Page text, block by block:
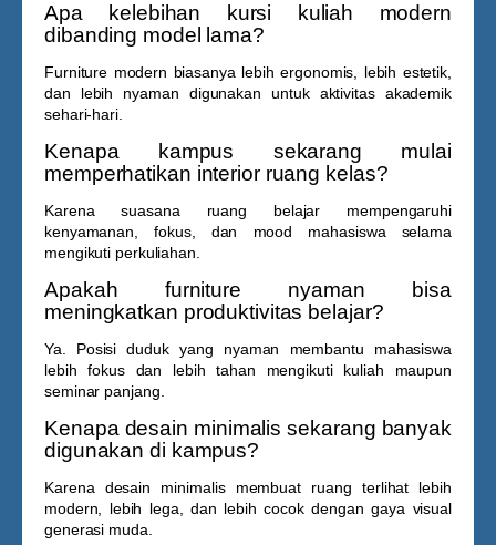
Apa kelebihan kursi kuliah modern
dibanding model lama?
Furniture modern biasanya lebih ergonomis, lebih estetik,
dan lebih nyaman digunakan untuk aktivitas akademik
sehari-hari.
Kenapa kampus sekarang mulai
memperhatikan interior ruang kelas?
Karena suasana ruang belajar mempengaruhi
kenyamanan, fokus, dan mood mahasiswa selama
mengikuti perkuliahan.
Apakah furniture nyaman bisa
meningkatkan produktivitas belajar?
Ya. Posisi duduk yang nyaman membantu mahasiswa
lebih fokus dan lebih tahan mengikuti kuliah maupun
seminar panjang.
Kenapa desain minimalis sekarang banyak
digunakan di kampus?
Karena desain minimalis membuat ruang terlihat lebih
modern, lebih lega, dan lebih cocok dengan gaya visual
generasi muda.